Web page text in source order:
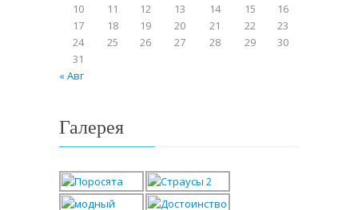
10
11 12 13 14 15
16
17
18 19 20 21 22
23
24
25 26 27 28 29
30
31
« Авг
Галерея